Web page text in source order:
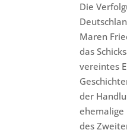
Die
Maren
das
vereintes
der
ehemalige
des